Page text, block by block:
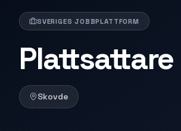
SVERIGES JOBBPLATTFORM
Plattsattare
Skovde